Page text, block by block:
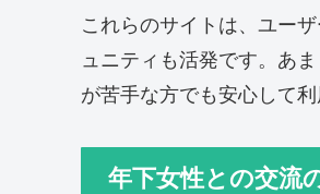
これらのサイトは、ユー
ュニティも活発です。あ
が苦手な方でも安心して
年下女性との交流